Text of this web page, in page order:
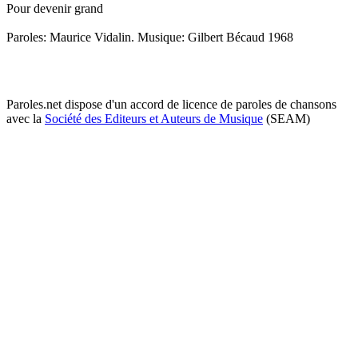
Pour devenir grand
Paroles: Maurice Vidalin. Musique: Gilbert Bécaud 1968
Paroles.net dispose d'un accord de licence de paroles de chansons
avec la Société des Editeurs et Auteurs de Musique (SEAM)